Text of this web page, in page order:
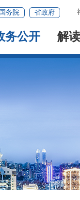
国务院 省政府
务公开 解